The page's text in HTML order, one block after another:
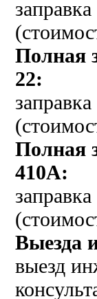
Полная
22:
Полная
410A:
Выезда
выезд